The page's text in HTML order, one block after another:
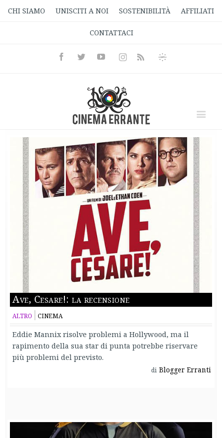
CHI SIAMO UNISCITI A NOI SOSTENIBILITÀ AFFILIATI
CONTATTACI
FacebookTwitterYoutubeInstagramRss
Informativa
Ave, Cesare!: la recensione
ALTRO CINEMA
Eddie Mannix risolve problemi a Hollywood, ma il
rapimento della sua star di punta potrebbe riservare
più problemi del previsto.
di Blogger Erranti